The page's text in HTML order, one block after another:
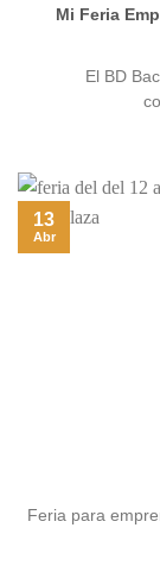
Mi Feria
El BD
Feria para
13
Abr